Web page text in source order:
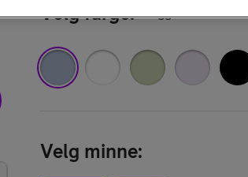
Velg farge:
Velg minne: